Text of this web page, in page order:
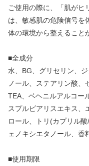
ご使用の際に、「肌がヒ
は、敏感肌の危険信号を
体の環境から整えること
■全成分
水、BG、グリセリン、
ノール、ステアリン酸、
TEA、ベヘニルアルコー
スプルビアリスエキス、
ロール、トリ(カプリル
ェノキシエタノール、香
■使用期限